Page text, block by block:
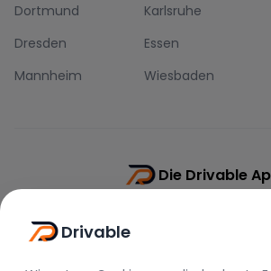
Dortmund
Karlsruhe
Dresden
Essen
Mannheim
Wiesbaden
Die Drivable
Drivable